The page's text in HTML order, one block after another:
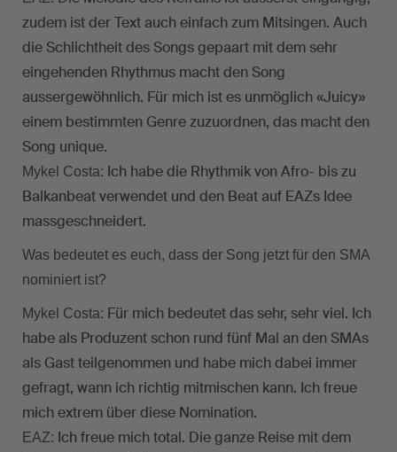
zudem ist der Text auch einfach zum Mitsingen. Auch
die Schlichtheit des Songs gepaart mit dem sehr
eingehenden Rhythmus macht den Song
aussergewöhnlich. Für mich ist es unmöglich «Juicy»
einem bestimmten Genre zuzuordnen, das macht den
Song unique.
Mykel Costa: Ich habe die Rhythmik von Afro- bis zu
Balkanbeat verwendet und den Beat auf EAZs Idee
massgeschneidert.
Was bedeutet es euch, dass der Song jetzt für den SMA
nominiert ist?
Mykel Costa: Für mich bedeutet das sehr, sehr viel. Ich
habe als Produzent schon rund fünf Mal an den SMAs
als Gast teilgenommen und habe mich dabei immer
gefragt, wann ich richtig mitmischen kann. Ich freue
mich extrem über diese Nomination.
EAZ: Ich freue mich total. Die ganze Reise mit dem